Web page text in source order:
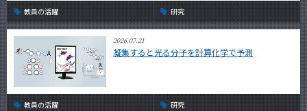
教員の活躍 研究
2026.07.21
凝集すると光る分子を計算化学で予測
教員の活躍 研究